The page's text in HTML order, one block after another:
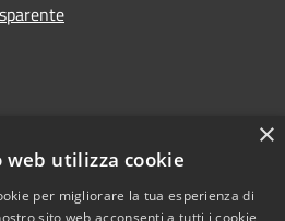
×
web utilizza cookie
per migliorare la tua esperienza di
sito web acconsenti a tutti i cookie